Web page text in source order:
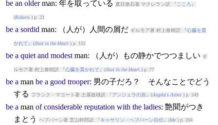
be an older man: 年を取っている 夏目漱石著 マクレラン訳 『 こころ 』
(Kokoro) p. 23
be a sordid man: （人が）人間の屑だ ギルモア著 村上春樹訳 『心臓を貫
かれて 』(Shot in the Heart) p. 152
be a quiet and modest man: （人が）もの静かでつつましい ギ
ルモア著 村上春樹訳 『心臓を貫かれて 』(Shot in the Heart) p. 77
be a man be a good trooper: 男の子だろ？ そんなことでどう
する
フランク・マコート著 土屋政雄訳 『アンジェラの灰』(Angela's Ashes) p. 349
be a man of considerable reputation with the ladies: 艶聞がつき
まとう
ヘプバーン著 芝山幹郎訳 『キャサリン・ヘプバーン自伝』(Me) p. 204